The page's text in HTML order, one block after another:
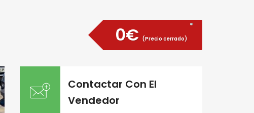
0€ (Precio cerrado)
Contactar Con El
Vendedor